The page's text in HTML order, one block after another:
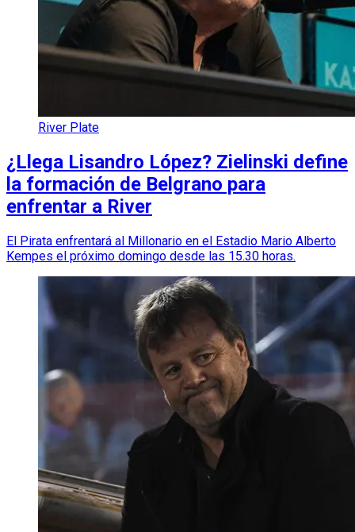
River Plate
¿Llega Lisandro López? Zielinski define
la formación de Belgrano para
enfrentar a River
El Pirata enfrentará al Millonario en el Estadio Mario Alberto
Kempes el próximo domingo desde las 15.30 horas.